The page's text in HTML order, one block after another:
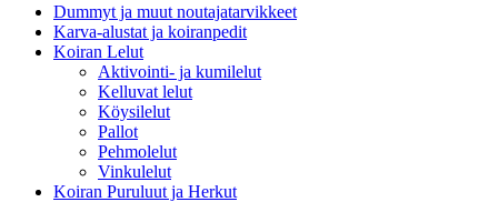
Dummyt ja muut noutajatarvikkeet
Karva-alustat ja koiranpedit
Koiran Lelut
Aktivointi- ja kumilelut
Kelluvat lelut
Köysilelut
Pallot
Pehmolelut
Vinkulelut
Koiran Puruluut ja Herkut